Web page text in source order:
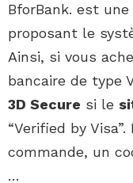
BforBank. est
proposant le
Ainsi, si vous
bancaire de type
3D Secure si le
“Verified by
commande, un
…